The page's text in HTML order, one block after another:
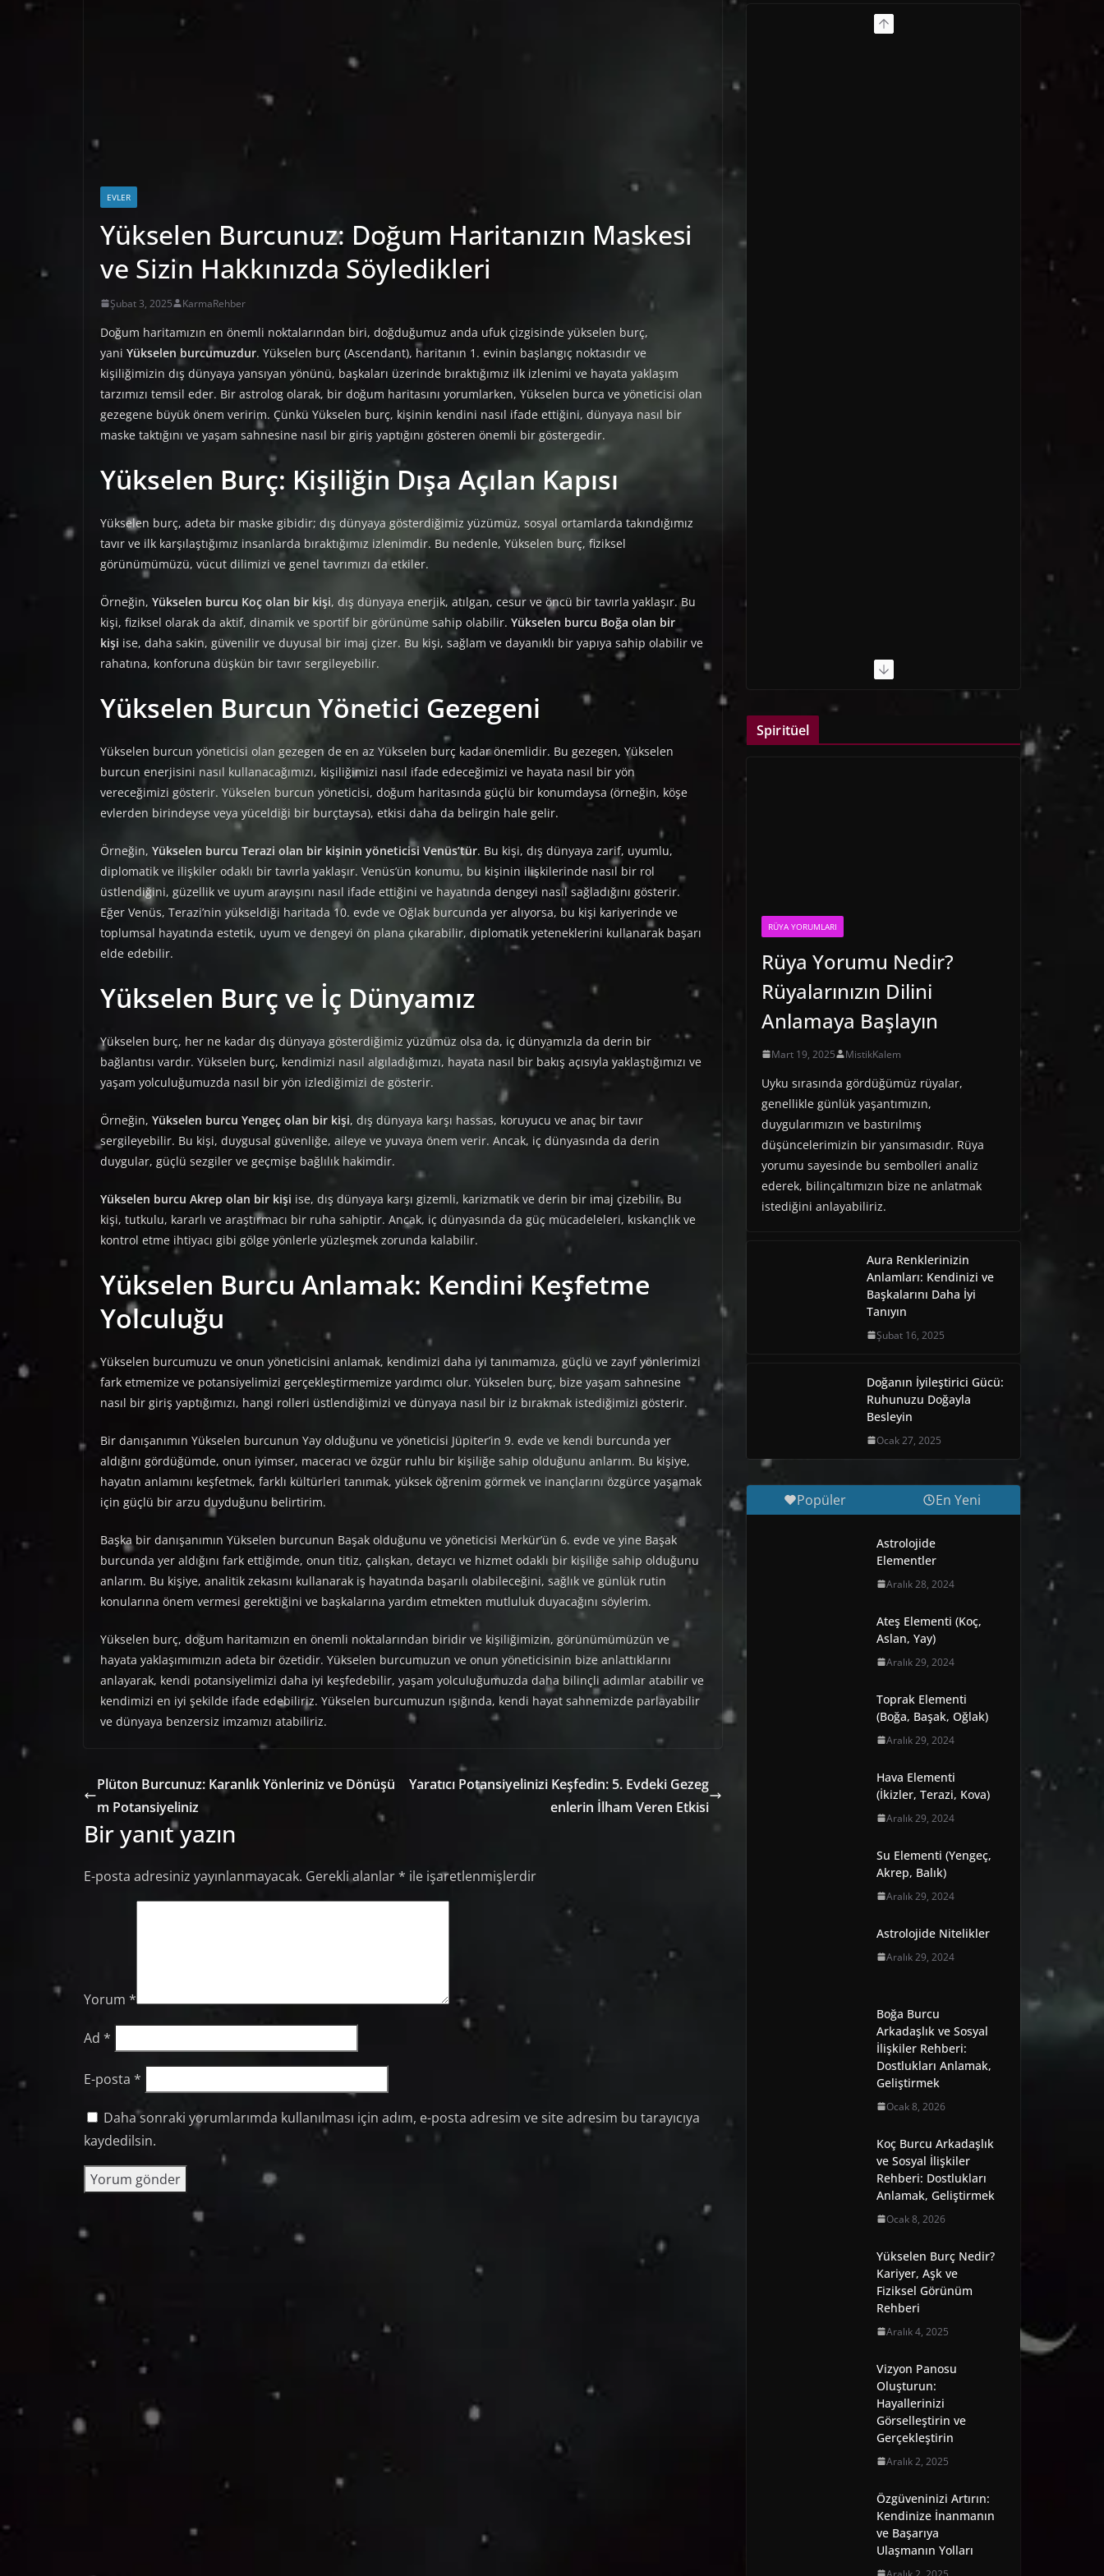
EVLER
Yükselen Burcunuz: Doğum Haritanızın Maskesi
ve Sizin Hakkınızda Söyledikleri
Şubat 3, 2025 KarmaRehber
Doğum haritamızın en önemli noktalarından biri, doğduğumuz anda ufuk çizgisinde yükselen burç,
yani Yükselen burcumuzdur. Yükselen burç (Ascendant), haritanın 1. evinin başlangıç noktasıdır ve
kişiliğimizin dış dünyaya yansıyan yönünü, başkaları üzerinde bıraktığımız ilk izlenimi ve hayata yaklaşım
tarzımızı temsil eder. Bir astrolog olarak, bir doğum haritasını yorumlarken, Yükselen burca ve yöneticisi olan
gezegene büyük önem veririm. Çünkü Yükselen burç, kişinin kendini nasıl ifade ettiğini, dünyaya nasıl bir
maske taktığını ve yaşam sahnesine nasıl bir giriş yaptığını gösteren önemli bir göstergedir.
Yükselen Burç: Kişiliğin Dışa Açılan Kapısı
Yükselen burç, adeta bir maske gibidir; dış dünyaya gösterdiğimiz yüzümüz, sosyal ortamlarda takındığımız
tavır ve ilk karşılaştığımız insanlarda bıraktığımız izlenimdir. Bu nedenle, Yükselen burç, fiziksel
görünümümüzü, vücut dilimizi ve genel tavrımızı da etkiler.
Örneğin, Yükselen burcu Koç olan bir kişi, dış dünyaya enerjik, atılgan, cesur ve öncü bir tavırla yaklaşır. Bu
kişi, fiziksel olarak da aktif, dinamik ve sportif bir görünüme sahip olabilir. Yükselen burcu Boğa olan bir
kişi ise, daha sakin, güvenilir ve duyusal bir imaj çizer. Bu kişi, sağlam ve dayanıklı bir yapıya sahip olabilir ve
rahatına, konforuna düşkün bir tavır sergileyebilir.
Yükselen Burcun Yönetici Gezegeni
Yükselen burcun yöneticisi olan gezegen de en az Yükselen burç kadar önemlidir. Bu gezegen, Yükselen
burcun enerjisini nasıl kullanacağımızı, kişiliğimizi nasıl ifade edeceğimizi ve hayata nasıl bir yön
vereceğimizi gösterir. Yükselen burcun yöneticisi, doğum haritasında güçlü bir konumdaysa (örneğin, köşe
evlerden birindeyse veya yüceldiği bir burçtaysa), etkisi daha da belirgin hale gelir.
Örneğin, Yükselen burcu Terazi olan bir kişinin yöneticisi Venüs’tür. Bu kişi, dış dünyaya zarif, uyumlu,
diplomatik ve ilişkiler odaklı bir tavırla yaklaşır. Venüs’ün konumu, bu kişinin ilişkilerinde nasıl bir rol
üstlendiğini, güzellik ve uyum arayışını nasıl ifade ettiğini ve hayatında dengeyi nasıl sağladığını gösterir.
Eğer Venüs, Terazi’nin yükseldiği haritada 10. evde ve Oğlak burcunda yer alıyorsa, bu kişi kariyerinde ve
toplumsal hayatında estetik, uyum ve dengeyi ön plana çıkarabilir, diplomatik yeteneklerini kullanarak başarı
elde edebilir.
Yükselen Burç ve İç Dünyamız
Yükselen burç, her ne kadar dış dünyaya gösterdiğimiz yüzümüz olsa da, iç dünyamızla da derin bir
bağlantısı vardır. Yükselen burç, kendimizi nasıl algıladığımızı, hayata nasıl bir bakış açısıyla yaklaştığımızı ve
yaşam yolculuğumuzda nasıl bir yön izlediğimizi de gösterir.
Örneğin, Yükselen burcu Yengeç olan bir kişi, dış dünyaya karşı hassas, koruyucu ve anaç bir tavır
sergileyebilir. Bu kişi, duygusal güvenliğe, aileye ve yuvaya önem verir. Ancak, iç dünyasında da derin
duygular, güçlü sezgiler ve geçmişe bağlılık hakimdir.
Yükselen burcu Akrep olan bir kişi ise, dış dünyaya karşı gizemli, karizmatik ve derin bir imaj çizebilir. Bu
kişi, tutkulu, kararlı ve araştırmacı bir ruha sahiptir. Ancak, iç dünyasında da güç mücadeleleri, kıskançlık ve
kontrol etme ihtiyacı gibi gölge yönlerle yüzleşmek zorunda kalabilir.
Yükselen Burcu Anlamak: Kendini Keşfetme
Yolculuğu
Yükselen burcumuzu ve onun yöneticisini anlamak, kendimizi daha iyi tanımamıza, güçlü ve zayıf yönlerimizi
fark etmemize ve potansiyelimizi gerçekleştirmemize yardımcı olur. Yükselen burç, bize yaşam sahnesine
nasıl bir giriş yaptığımızı, hangi rolleri üstlendiğimizi ve dünyaya nasıl bir iz bırakmak istediğimizi gösterir.
Bir danışanımın Yükselen burcunun Yay olduğunu ve yöneticisi Jüpiter’in 9. evde ve kendi burcunda yer
aldığını gördüğümde, onun iyimser, maceracı ve özgür ruhlu bir kişiliğe sahip olduğunu anlarım. Bu kişiye,
hayatın anlamını keşfetmek, farklı kültürleri tanımak, yüksek öğrenim görmek ve inançlarını özgürce yaşamak
için güçlü bir arzu duyduğunu belirtirim.
Başka bir danışanımın Yükselen burcunun Başak olduğunu ve yöneticisi Merkür’ün 6. evde ve yine Başak
burcunda yer aldığını fark ettiğimde, onun titiz, çalışkan, detaycı ve hizmet odaklı bir kişiliğe sahip olduğunu
anlarım. Bu kişiye, analitik zekasını kullanarak iş hayatında başarılı olabileceğini, sağlık ve günlük rutin
konularına önem vermesi gerektiğini ve başkalarına yardım etmekten mutluluk duyacağını söylerim.
Yükselen burç, doğum haritamızın en önemli noktalarından biridir ve kişiliğimizin, görünümümüzün ve
hayata yaklaşımımızın adeta bir özetidir. Yükselen burcumuzun ve onun yöneticisinin bize anlattıklarını
anlayarak, kendi potansiyelimizi daha iyi keşfedebilir, yaşam yolculuğumuzda daha bilinçli adımlar atabilir ve
kendimizi en iyi şekilde ifade edebiliriz. Yükselen burcumuzun ışığında, kendi hayat sahnemizde parlayabilir
ve dünyaya benzersiz imzamızı atabiliriz.
Plüton Burcunuz: Karanlık Yönleriniz ve Dönüşü
m Potansiyeliniz
Yaratıcı Potansiyelinizi Keşfedin: 5. Evdeki Gezeg
enlerin İlham Veren Etkisi
Bir yanıt yazın
E-posta adresiniz yayınlanmayacak. Gerekli alanlar* ile işaretlenmişlerdir
Yorum *
Ad *
E-posta *
Daha sonraki yorumlarımda kullanılması için adım, e-posta adresim ve site adresim bu tarayıcıya
kaydedilsin.
Spiritüel
RÜYA YORUMLARI
Rüya Yorumu Nedir?
Rüyalarınızın Dilini
Anlamaya Başlayın
Mart 19, 2025 MistikKalem
Uyku sırasında gördüğümüz rüyalar,
genellikle günlük yaşantımızın,
duygularımızın ve bastırılmış
düşüncelerimizin bir yansımasıdır. Rüya
yorumu sayesinde bu sembolleri analiz
ederek, bilinçaltımızın bize ne anlatmak
istediğini anlayabiliriz.
Aura Renklerinizin
Anlamları: Kendinizi ve
Başkalarını Daha İyi
Tanıyın
Şubat 16, 2025
Doğanın İyileştirici Gücü:
Ruhunuzu Doğayla
Besleyin
Ocak 27, 2025
Popüler En Yeni
Astrolojide
Elementler
Aralık 28, 2024
Ateş Elementi (Koç,
Aslan, Yay)
Aralık 29, 2024
Toprak Elementi
(Boğa, Başak, Oğlak)
Aralık 29, 2024
Hava Elementi
(İkizler, Terazi, Kova)
Aralık 29, 2024
Su Elementi (Yengeç,
Akrep, Balık)
Aralık 29, 2024
Astrolojide Nitelikler
Aralık 29, 2024
Boğa Burcu
Arkadaşlık ve Sosyal
İlişkiler Rehberi:
Dostlukları Anlamak,
Geliştirmek
Ocak 8, 2026
Koç Burcu Arkadaşlık
ve Sosyal İlişkiler
Rehberi: Dostlukları
Anlamak, Geliştirmek
Ocak 8, 2026
Yükselen Burç Nedir?
Kariyer, Aşk ve
Fiziksel Görünüm
Rehberi
Aralık 4, 2025
Vizyon Panosu
Oluşturun:
Hayallerinizi
Görselleştirin ve
Gerçekleştirin
Aralık 2, 2025
Özgüveninizi Artırın:
Kendinize İnanmanın
ve Başarıya
Ulaşmanın Yolları